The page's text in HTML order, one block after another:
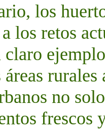
los
los retos
no
frescos